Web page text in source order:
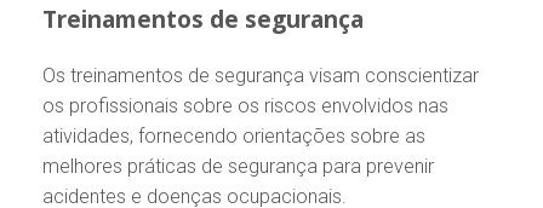
Treinamentos de segurança
Os treinamentos de segurança visam conscientizar
os profissionais sobre os riscos envolvidos nas
atividades, fornecendo orientações sobre as
melhores práticas de segurança para prevenir
acidentes e doenças ocupacionais.